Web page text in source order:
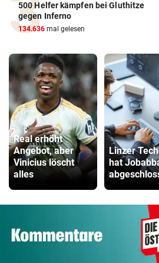
500 Helfer kämpfen bei Gluthitze
gegen Inferno
134.636 mal gelesen
Real erhöht
Angebot, aber
Vinicius löscht
alles
Linzer
hat